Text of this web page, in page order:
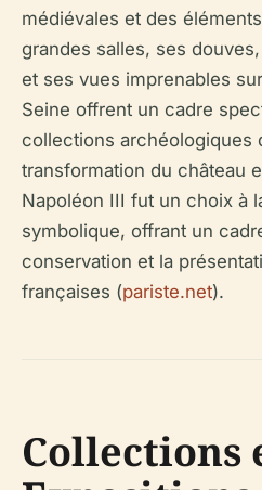
médiévales et des
grandes salles, ses
et ses vues imprenables
Seine offrent un cadre
collections archéologiques
transformation du château
Napoléon III fut un choix à
symbolique, offrant un
conservation et la
françaises (pariste.net).
Collections